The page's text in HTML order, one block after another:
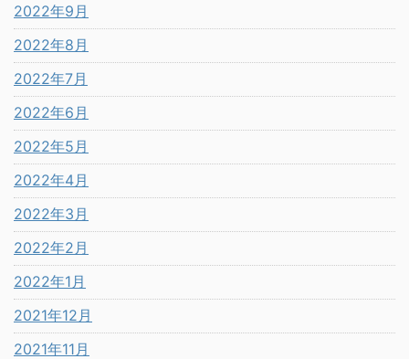
2022年9月
2022年8月
2022年7月
2022年6月
2022年5月
2022年4月
2022年3月
2022年2月
2022年1月
2021年12月
2021年11月